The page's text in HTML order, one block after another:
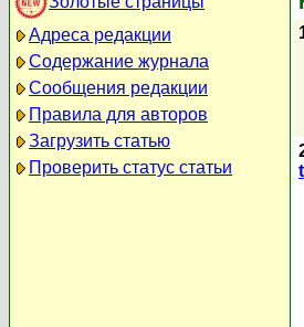
Адреса редакции
Содержание журнала
Сообщения редакции
Правила для авторов
Загрузить статью
Проверить статус статьи